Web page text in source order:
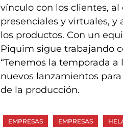
vínculo con los clientes,
presenciales y virtuales,
los productos. Con un
Piquim sigue trabajando
“Tenemos la temporada
nuevos lanzamientos
de la producción.
EMPRESAS EMPRESAS